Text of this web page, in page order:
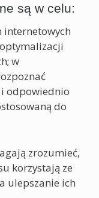
są w celu:
internetowych
w
odpowiednio
do
zrozumieć,
korzystają ze
ulepszanie ich